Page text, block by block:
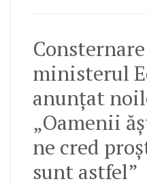
ministerul
anunțat
„Oamenii
ne cred
sunt astfel”